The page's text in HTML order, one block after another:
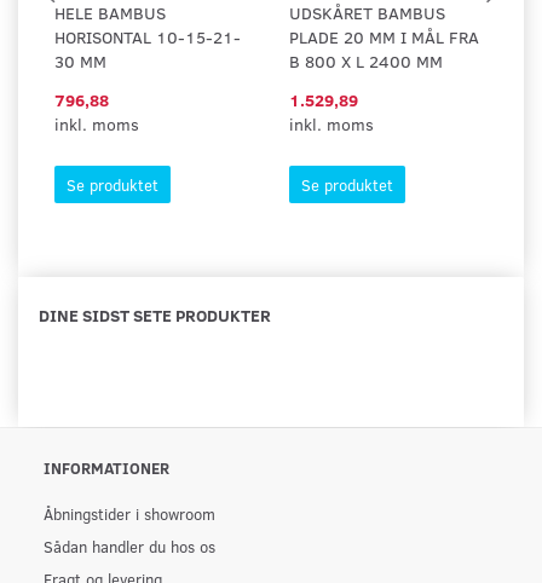
HELE BAMBUS
HORISONTAL 10-15-21-
30 MM
796,88
inkl. moms
Se produktet
UDSKÅRET BAMBUS
PLADE 20 MM I MÅL FRA
B 800 X L 2400 MM
1.529,89
inkl. moms
Se produktet
DINE SIDST SETE PRODUKTER
INFORMATIONER
Åbningstider i showroom
Sådan handler du hos os